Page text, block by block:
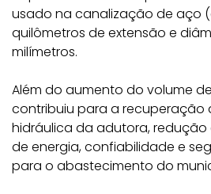
usado na canalização de aço
quilômetros de extensão e
milímetros.
Além do aumento do volume
contribuiu para a
hidráulica da adutora, redução
de energia, confiabilidade e
para o abastecimento do